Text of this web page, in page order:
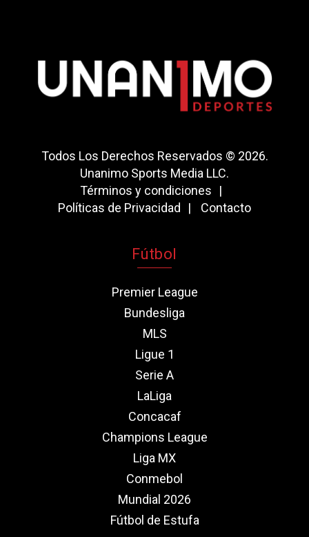
Todos Los Derechos Reservados © 2026.
Unanimo Sports Media LLC.
Términos y condiciones
Políticas de Privacidad
Contacto
Fútbol
Premier League
Bundesliga
MLS
Ligue 1
Serie A
LaLiga
Concacaf
Champions League
Liga MX
Conmebol
Mundial 2026
Fútbol de Estufa